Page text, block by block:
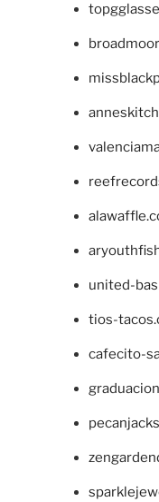
united-
tios-
cafecito-